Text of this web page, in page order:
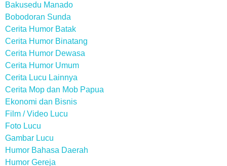
Bakusedu Manado
Bobodoran Sunda
Cerita Humor Batak
Cerita Humor Binatang
Cerita Humor Dewasa
Cerita Humor Umum
Cerita Lucu Lainnya
Cerita Mop dan Mob Papua
Ekonomi dan Bisnis
Film / Video Lucu
Foto Lucu
Gambar Lucu
Humor Bahasa Daerah
Humor Gereja